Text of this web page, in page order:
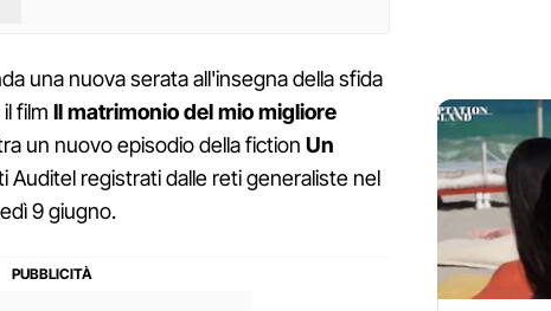
una nuova serata all'insegna della sfida
film Il matrimonio del mio migliore
un nuovo episodio della fiction Un
Auditel registrati dalle reti generaliste nel
9 giugno.